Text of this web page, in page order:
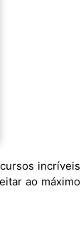
incríveis
ao máximo